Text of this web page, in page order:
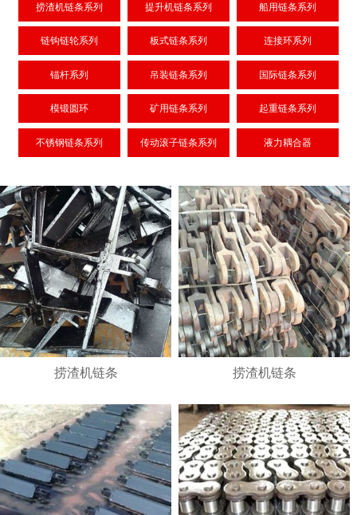
1 2 3
捞渣机链条系列 提升机链条系列 船用链条系列
链钩链轮系列 板式链条系列 连接环系列
锚杆系列 吊装链条系列 国际链条系列
模锻圆环 矿用链条系列 起重链条系列
不锈钢链条系列 传动滚子链条系列 液力耦合器
捞渣机链条 捞渣机链条